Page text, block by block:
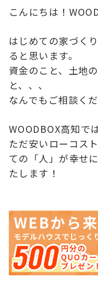
こんにちは！
はじめての家づく
ると思います。
資金のこと、土地
と、、、
なんでもご相談く
WOODBOX高知では
ただ安いローコス
ての「人」が幸せ
たします！